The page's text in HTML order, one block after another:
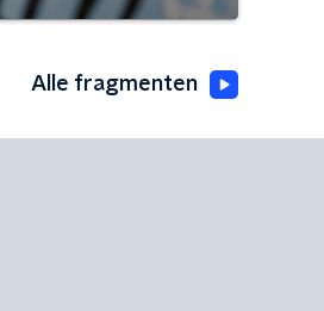
Alle fragmenten